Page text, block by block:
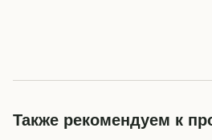
Также рекомендуем к